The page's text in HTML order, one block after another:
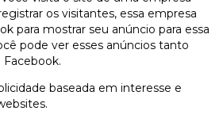
os visitantes, essa empresa
para mostrar seu anúncio para essa
pode ver esses anúncios tanto
baseada em interesse e